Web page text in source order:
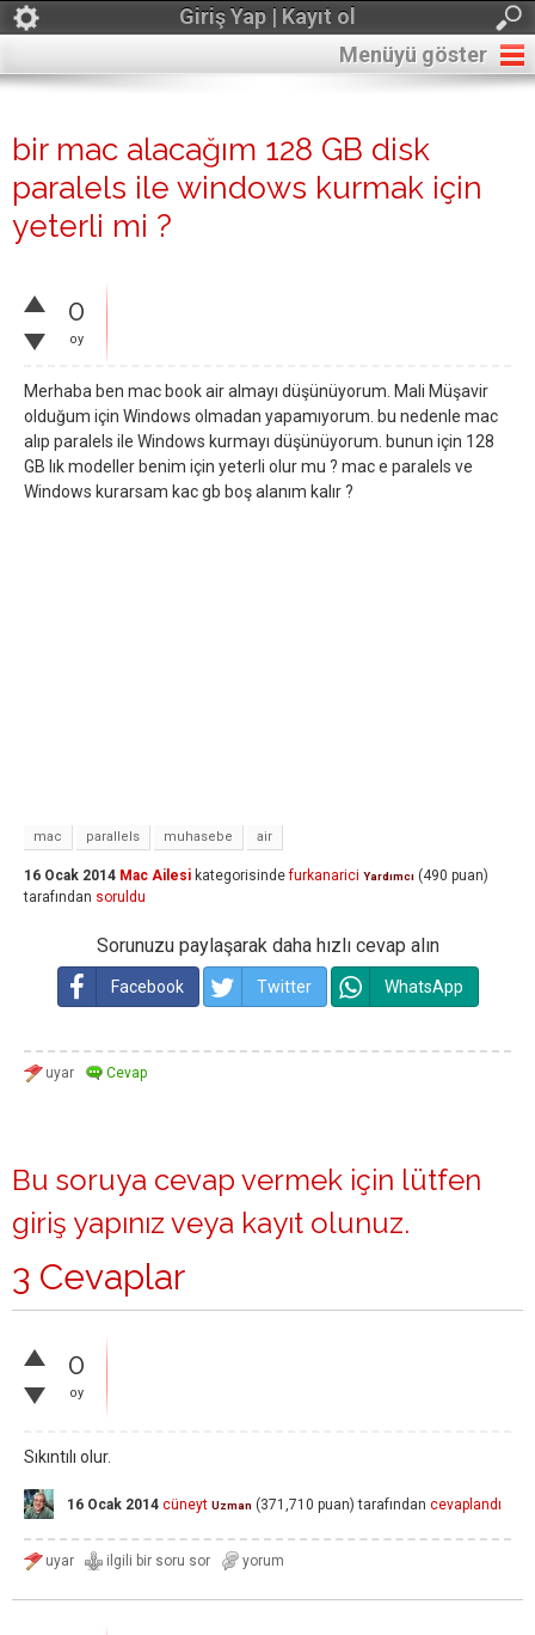
Giriş Yap | Kayıt ol
Menüyü göster
bir mac alacağım 128 GB disk
paralels ile windows kurmak için
yeterli mi ?
0
oy
Merhaba ben mac book air almayı düşünüyorum. Mali Müşavir
olduğum için Windows olmadan yapamıyorum. bu nedenle mac
alıp paralels ile Windows kurmayı düşünüyorum. bunun için 128
GB lık modeller benim için yeterli olur mu ? mac e paralels ve
Windows kurarsam kac gb boş alanım kalır ?
mac parallels muhasebe air
16 Ocak 2014 Mac Ailesi kategorisinde furkanarici Yardımcı (490 puan)
tarafından soruldu
Sorunuzu paylaşarak daha hızlı cevap alın
Facebook Twitter WhatsApp
Bu soruya cevap vermek için lütfen
giriş yapınız veya kayıt olunuz.
3 Cevaplar
0
oy
Sıkıntılı olur.
16 Ocak 2014 cüneyt Uzman (371,710 puan) tarafından cevaplandı